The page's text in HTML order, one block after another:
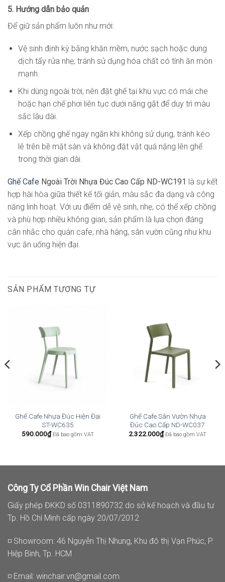
5. Hướng dẫn bảo quản
Để giữ sản phẩm luôn như mới:
Vệ sinh định kỳ bằng khăn mềm, nước sạch hoặc dung
dịch tẩy rửa nhẹ; tránh sử dụng hóa chất có tính ăn mòn
mạnh.
Khi dùng ngoài trời, nên đặt ghế tại khu vực có mái che
hoặc hạn chế phơi liên tục dưới nắng gắt để duy trì màu
sắc lâu dài.
Xếp chồng ghế ngay ngắn khi không sử dụng, tránh kéo
lê trên bề mặt sàn và không đặt vật quá nặng lên ghế
trong thời gian dài.
Ghế Cafe Ngoài Trời Nhựa Đúc Cao Cấp ND-WC191 là sự kết
hợp hài hòa giữa thiết kế tối giản, màu sắc đa dạng và công
năng linh hoạt. Với ưu điểm dễ vệ sinh, nhẹ, có thể xếp chồng
và phù hợp nhiều không gian, sản phẩm là lựa chọn đáng
cân nhắc cho quán cafe, nhà hàng, sân vườn cũng như khu
vực ăn uống hiện đại.
SẢN PHẨM TƯƠNG TỰ
Ghế Cafe Nhựa Đúc Hiện Đại
ST-WC635
590.000₫ Đã bao gồm VAT
Ghế Cafe Sân Vườn Nhựa
Đúc Cao Cấp ND-WC037
2.322.000₫ Đã bao gồm VAT
Công Ty Cổ Phần Win Chair Việt Nam
Giấy phép ĐKKD số 0311890732 do sở kế hoạch và đầu tư
Tp. Hồ Chí Minh cấp ngày 20/07/2012
◽ Showroom: 46 Nguyễn Thị Nhung, Khu đô thị Vạn Phúc, P.
Hiệp Bình, Tp. HCM
◽ Email: winchair.vn@gmail.com